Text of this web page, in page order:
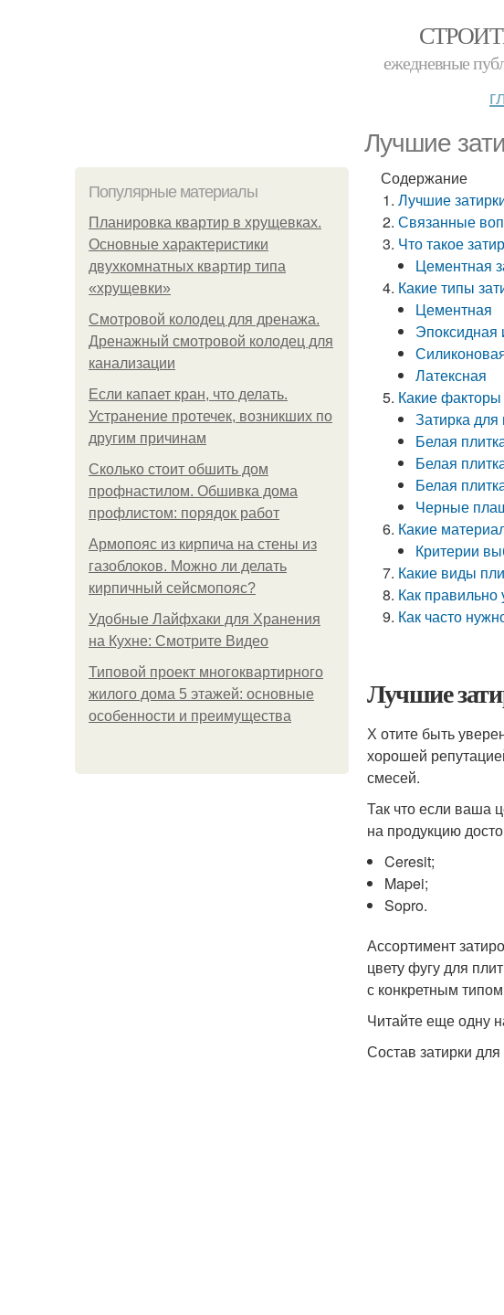
ежедневные
Лучшие
Популярные материалы
Планировка квартир в хрущевках.
Основные характеристики
двухкомнатных квартир типа
«хрущевки»
Смотровой колодец для дренажа.
Дренажный смотровой колодец для
канализации
Если капает кран, что делать.
Устранение протечек, возникших по
другим причинам
Сколько стоит обшить дом
профнастилом. Обшивка дома
профлистом: порядок работ
Армопояс из кирпича на стены из
газоблоков. Можно ли делать
кирпичный сейсмопояс?
Удобные Лайфхаки для Хранения
на Кухне: Смотрите Видео
Типовой проект многоквартирного
жилого дома 5 этажей: основные
особенности и преимущества
Содержание
Лучшие
Связанные
Что такое
Цементная
Какие типы
Цементная
Эпоксидная
Латексная
Какие факторы
Затирка
Белая
Белая
Белая
Черные
Какие
Критерии
Какие виды
Как правильно
Как часто
Лучшие
Х отите быть
хорошей
смесей.
Так что если ваша
на продукцию
Ceresit;
Mapei;
Sopro.
Ассортимент
цвету фугу для
с конкретным
Читайте еще одну
Состав затирки